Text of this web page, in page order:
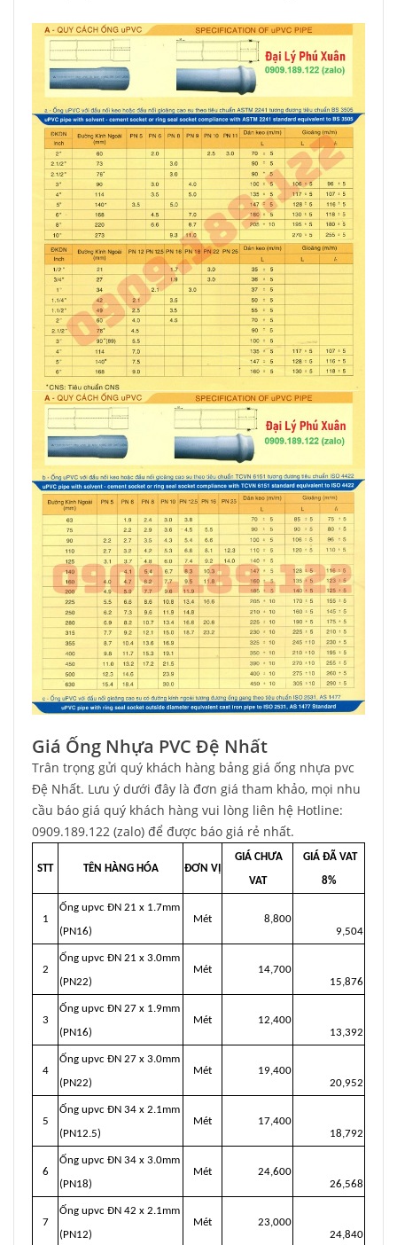
Giá Ống Nhựa PVC Đệ Nhất
Trân trọng gửi quý khách hàng bảng giá ống nhựa pvc
Đệ Nhất. Lưu ý dưới đây là đơn giá tham khảo, mọi nhu
cầu báo giá quý khách hàng vui lòng liên hệ Hotline:
0909.189.122 (zalo) để được báo giá rẻ nhất.
STT TÊN HÀNG HÓA ĐƠN VỊ
GIÁ CHƯA
VAT
GIÁ ĐÃ VAT
8%
1
Ống upvc ĐN 21 x 1.7mm
(PN16)
Mét
8,800
9,504
2
Ống upvc ĐN 21 x 3.0mm
(PN22)
Mét
14,700
15,876
3
Ống upvc ĐN 27 x 1.9mm
(PN16)
Mét
12,400
13,392
4
Ống upvc ĐN 27 x 3.0mm
(PN22)
Mét
19,400
20,952
5
Ống upvc ĐN 34 x 2.1mm
(PN12.5)
Mét
17,400
18,792
6
Ống upvc ĐN 34 x 3.0mm
(PN18)
Mét
24,600
26,568
7
Ống upvc ĐN 42 x 2.1mm
(PN12)
Mét
23,000
24,840